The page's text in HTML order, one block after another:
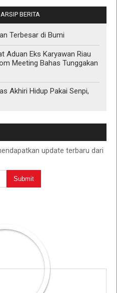
ARSIP BERITA
Terbesar di Bumi
Aduan Eks Karyawan Riau
Meeting Bahas Tunggakan
Akhiri Hidup Pakai Senpi,
update terbaru dari